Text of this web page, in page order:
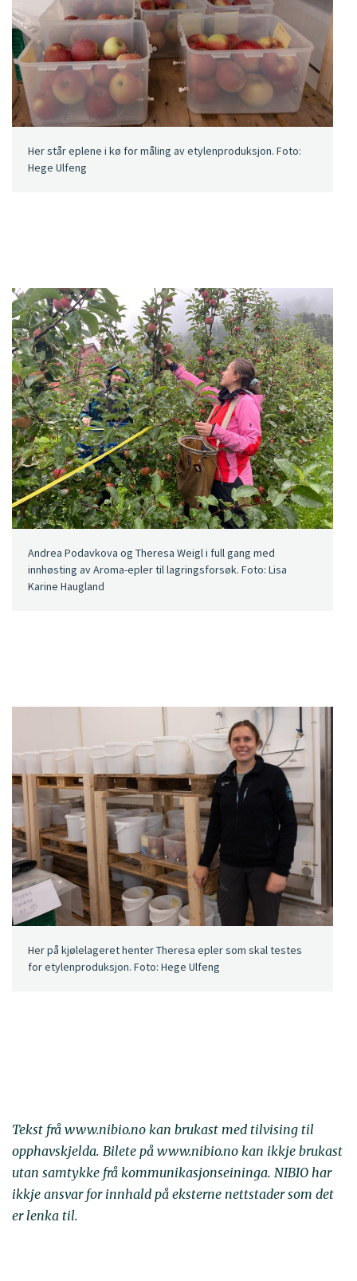
Her står eplene i kø for måling av etylenproduksjon. Foto:
Hege Ulfeng
Andrea Podavkova og Theresa Weigl i full gang med
innhøsting av Aroma-epler til lagringsforsøk. Foto: Lisa
Karine Haugland
Her på kjølelageret henter Theresa epler som skal testes
for etylenproduksjon. Foto: Hege Ulfeng
Tekst frå www.nibio.no kan brukast med tilvising til
opphavskjelda. Bilete på www.nibio.no kan ikkje brukast
utan samtykke frå kommunikasjonseininga. NIBIO har
ikkje ansvar for innhald på eksterne nettstader som det
er lenka til.